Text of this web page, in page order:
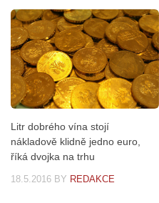
Litr dobrého vína stojí
nákladově klidně jedno euro,
říká dvojka na trhu
18.5.2016 BY REDAKCE